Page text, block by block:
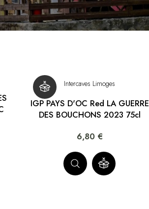
Intercaves Limoges
IGP PAYS D'OC Red LA GUERRE
DES BOUCHONS 2023 75cl
6,80 €